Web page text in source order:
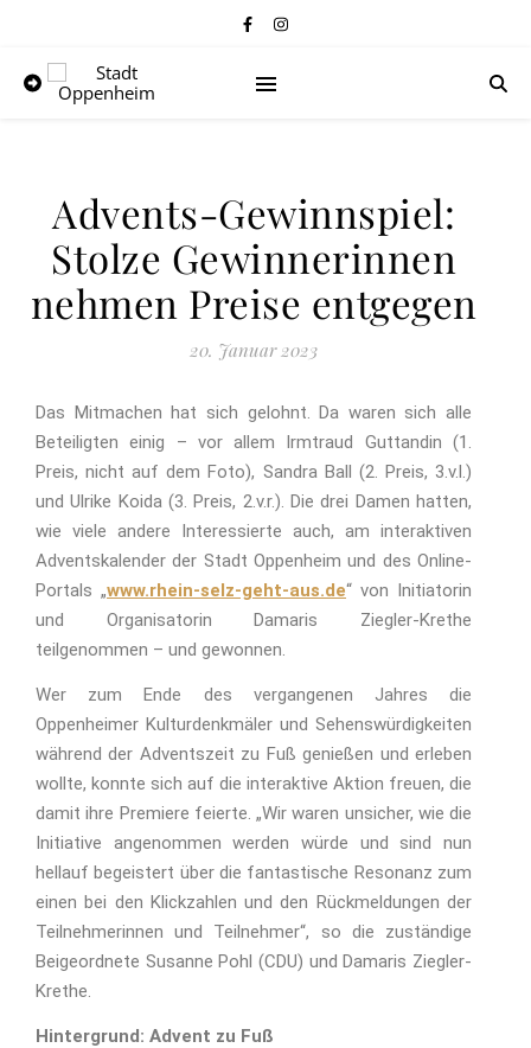
Advents-Gewinnspiel:
Stolze Gewinnerinnen
nehmen Preise entgegen
20. Januar 2023
Das Mitmachen hat sich gelohnt. Da waren sich alle
Beteiligten einig – vor allem Irmtraud Guttandin (1.
Preis, nicht auf dem Foto), Sandra Ball (2. Preis, 3.v.l.)
und Ulrike Koida (3. Preis, 2.v.r.). Die drei Damen hatten,
wie viele andere Interessierte auch, am interaktiven
Adventskalender der Stadt Oppenheim und des Online-
Portals „www.rhein-selz-geht-aus.de“ von Initiatorin
und Organisatorin Damaris Ziegler-Krethe
teilgenommen – und gewonnen.
Wer zum Ende des vergangenen Jahres die
Oppenheimer Kulturdenkmäler und Sehenswürdigkeiten
während der Adventszeit zu Fuß genießen und erleben
wollte, konnte sich auf die interaktive Aktion freuen, die
damit ihre Premiere feierte. „Wir waren unsicher, wie die
Initiative angenommen werden würde und sind nun
hellauf begeistert über die fantastische Resonanz zum
einen bei den Klickzahlen und den Rückmeldungen der
Teilnehmerinnen und Teilnehmer“, so die zuständige
Beigeordnete Susanne Pohl (CDU) und Damaris Ziegler-
Krethe.
Hintergrund: Advent zu Fuß